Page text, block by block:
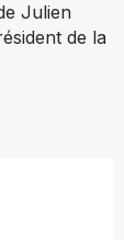
Julien
de la